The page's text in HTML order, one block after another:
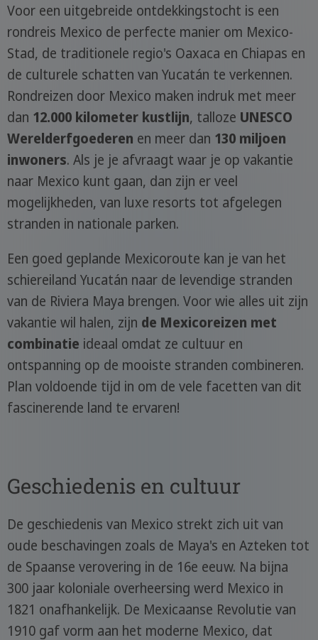
Voor een uitgebreide ontdekkingstocht is een
rondreis Mexico de perfecte manier om Mexico-
Stad, de traditionele regio's Oaxaca en Chiapas en
de culturele schatten van Yucatán te verkennen.
Rondreizen door Mexico maken indruk met meer
dan 12.000 kilometer kustlijn, talloze UNESCO
Werelderfgoederen en meer dan 130 miljoen
inwoners. Als je je afvraagt waar je op vakantie
naar Mexico kunt gaan, dan zijn er veel
mogelijkheden, van luxe resorts tot afgelegen
stranden in nationale parken.
Een goed geplande Mexicoroute kan je van het
schiereiland Yucatán naar de levendige stranden
van de Riviera Maya brengen. Voor wie alles uit zijn
vakantie wil halen, zijn de Mexicoreizen met
combinatie ideaal omdat ze cultuur en
ontspanning op de mooiste stranden combineren.
Plan voldoende tijd in om de vele facetten van dit
fascinerende land te ervaren!
Geschiedenis en cultuur
De geschiedenis van Mexico strekt zich uit van
oude beschavingen zoals de Maya's en Azteken tot
de Spaanse verovering in de 16e eeuw. Na bijna
300 jaar koloniale overheersing werd Mexico in
1821 onafhankelijk. De Mexicaanse Revolutie van
1910 gaf vorm aan het moderne Mexico, dat